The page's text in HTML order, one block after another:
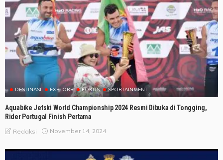
DESTINASI EXPLORE FOKUS SPORTAINMENT
Aquabike Jetski World Championship 2024 Resmi Dibuka di Tongging,
Rider Portugal Finish Pertama
Redaksi November 14, 2024